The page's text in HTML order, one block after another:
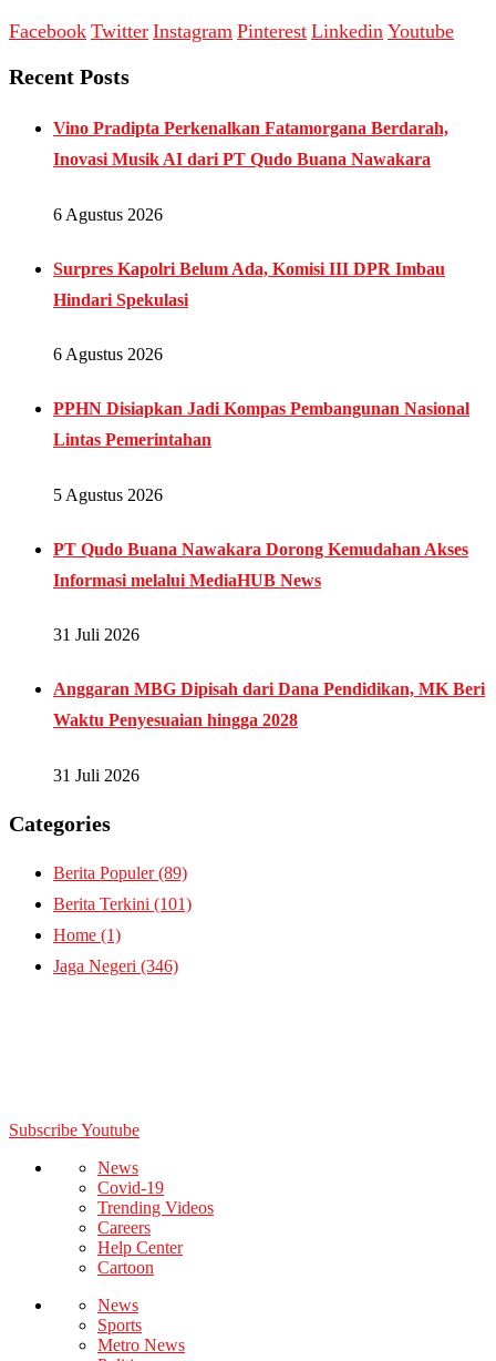
Facebook Twitter Instagram Pinterest Linkedin Youtube
Recent Posts
Vino Pradipta Perkenalkan Fatamorgana Berdarah,
Inovasi Musik AI dari PT Qudo Buana Nawakara
6 Agustus 2026
Surpres Kapolri Belum Ada, Komisi III DPR Imbau
Hindari Spekulasi
6 Agustus 2026
PPHN Disiapkan Jadi Kompas Pembangunan Nasional
Lintas Pemerintahan
5 Agustus 2026
PT Qudo Buana Nawakara Dorong Kemudahan Akses
Informasi melalui MediaHUB News
31 Juli 2026
Anggaran MBG Dipisah dari Dana Pendidikan, MK Beri
Waktu Penyesuaian hingga 2028
31 Juli 2026
Categories
Berita Populer(89)
Berita Terkini (101)
Home (1)
Jaga Negeri (346)
Subscribe Youtube
News
Covid-19
Trending Videos
Careers
Help Center
Cartoon
News
Sports
Metro News